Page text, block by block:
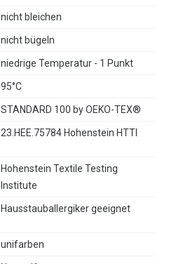
nicht bleichen
nicht bügeln
niedrige Temperatur - 1 Punkt
95°C
STANDARD 100 by OEKO-TEX®
23.HEE.75784 Hohenstein HTTI
Hohenstein Textile Testing
Institute
Hausstauballergiker geeignet
unifarben